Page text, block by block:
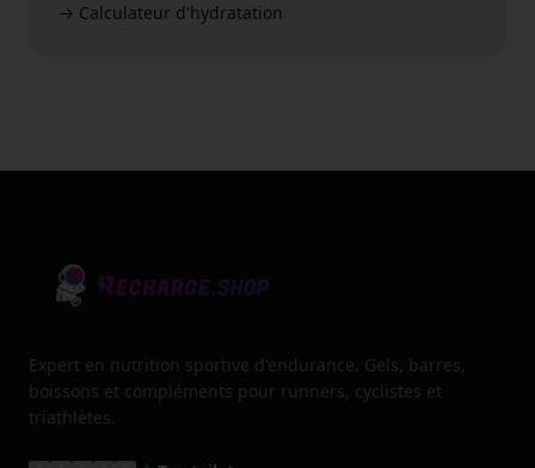
→ Calculateur d'hydratation
Expert en nutrition sportive d'endurance. Gels, barres,
boissons et compléments pour runners, cyclistes et
triathlètes.